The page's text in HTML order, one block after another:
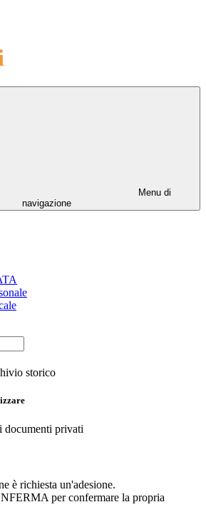
Menu di
navigazione
storico
documenti privati
è richiesta un'adesione.
per confermare la propria